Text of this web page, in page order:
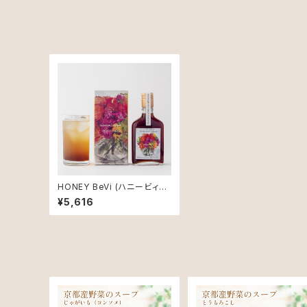
HONEY BeVi (ハニービィヴ
ィ) / 200ml×1本セット
¥5,616